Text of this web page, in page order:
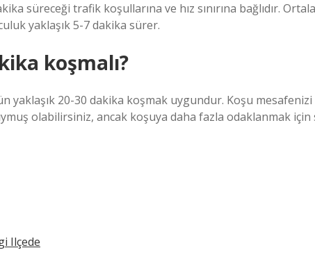
süreceği trafik koşullarına ve hız sınırına bağlıdır.
yaklaşık 5-7 dakika sürer.
koşmalı?
yaklaşık 20-30 dakika koşmak uygundur. Koşu
olabilirsiniz, ancak koşuya daha fazla odaklanmak için
Ilçede